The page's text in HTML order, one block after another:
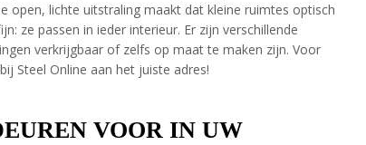
open, lichte uitstraling maakt dat kleine ruimtes optisch
ze passen in ieder interieur. Er zijn verschillende
verkrijgbaar of zelfs op maat te maken zijn. Voor
Steel Online aan het juiste adres!
VOOR IN UW